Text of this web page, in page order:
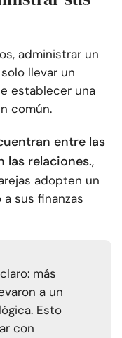
administrar un
llevar un
establecer una
común.
entre las
las relaciones.,
adopten un
sus finanzas
más
a un
Esto
con